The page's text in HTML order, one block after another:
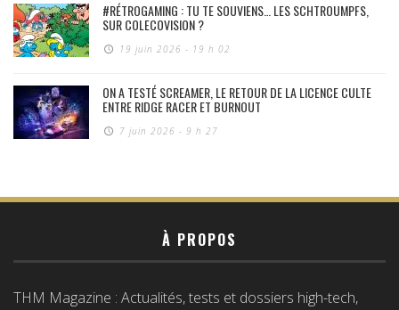
#RÉTROGAMING : TU TE SOUVIENS… LES SCHTROUMPFS,
SUR COLECOVISION ?
19 juin 2026 - 19 h 02
ON A TESTÉ SCREAMER, LE RETOUR DE LA LICENCE CULTE
ENTRE RIDGE RACER ET BURNOUT
7 juin 2026 - 9 h 27
À PROPOS
THM Magazine : Actualités, tests et dossiers high-tech,